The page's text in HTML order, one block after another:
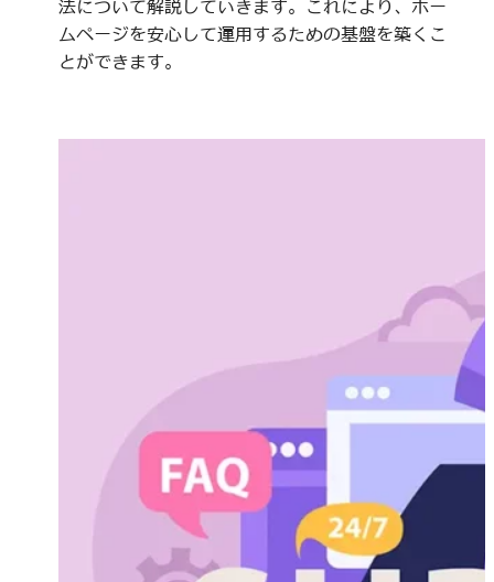
法について解説していきます。これにより、ホー
ムページを安心して運用するための基盤を築くこ
とができます。